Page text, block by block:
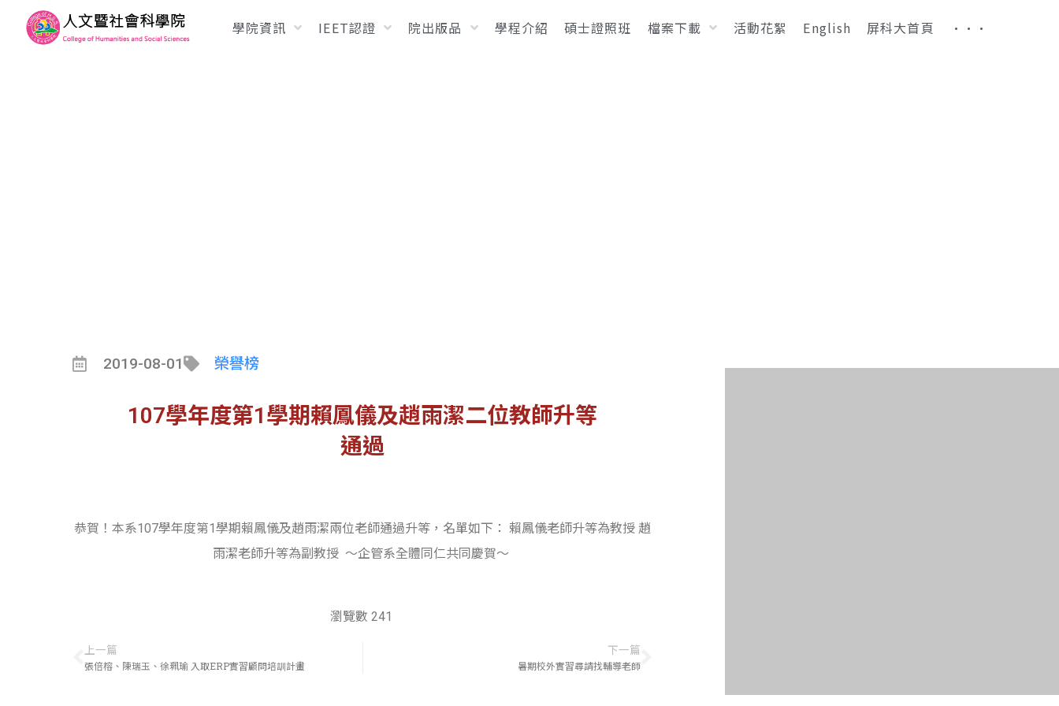
學院資訊 IEET認證 院出版品 學程介紹 碩士證照班 檔案下載 活動花絮 English 屏科大首頁 ···
2019-08-01 榮譽榜
107學年度第1學期賴鳳儀及趙雨潔二位教師升等
通過
恭賀！本系107學年度第1學期賴鳳儀及趙雨潔兩位老師通過升等，名單如下： 賴鳳儀老師升等為教授 趙
雨潔老師升等為副教授 ～企管系全體同仁共同慶賀～
瀏覽數 241
上一篇
張倍榕、陳瑞玉、徐珮瑜 入取ERP實習顧問培訓計畫
下一篇
暑期校外實習尋請找輔導老師